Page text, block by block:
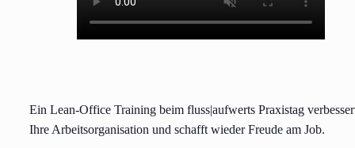
Ein Lean-Office Training beim fluss|aufwerts Praxistag
Ihre Arbeitsorganisation und schafft wieder Freude am Job.